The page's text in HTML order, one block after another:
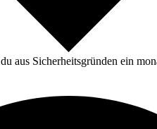
aus Sicherheitsgründen ein